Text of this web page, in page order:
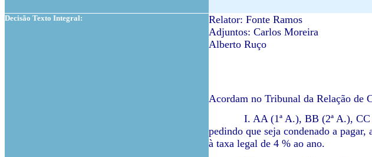
Decisão Texto Integral:
Relator: Fonte Ramos
Adjuntos: Carlos Moreira
Alberto Ruço
Acordam no Tribunal da Relação
I. AA (1ª A.), BB (2ª A.), CC
pedindo que seja condenado a
à taxa legal de 4 % ao ano.